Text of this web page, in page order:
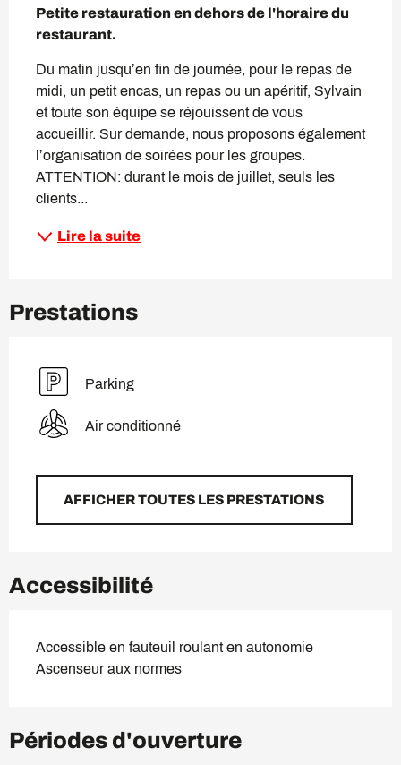
Petite restauration en dehors de l'horaire du
restaurant.
Du matin jusqu’en fin de journée, pour le repas de
midi, un petit encas, un repas ou un apéritif, Sylvain
et toute son équipe se réjouissent de vous
accueillir. Sur demande, nous proposons également
l’organisation de soirées pour les groupes.
ATTENTION: durant le mois de juillet, seuls les
clients...
Lire la suite
Prestations
Parking
Air conditionné
AFFICHER TOUTES LES PRESTATIONS
Accessibilité
Accessible en fauteuil roulant en autonomie
Ascenseur aux normes
Périodes d'ouverture